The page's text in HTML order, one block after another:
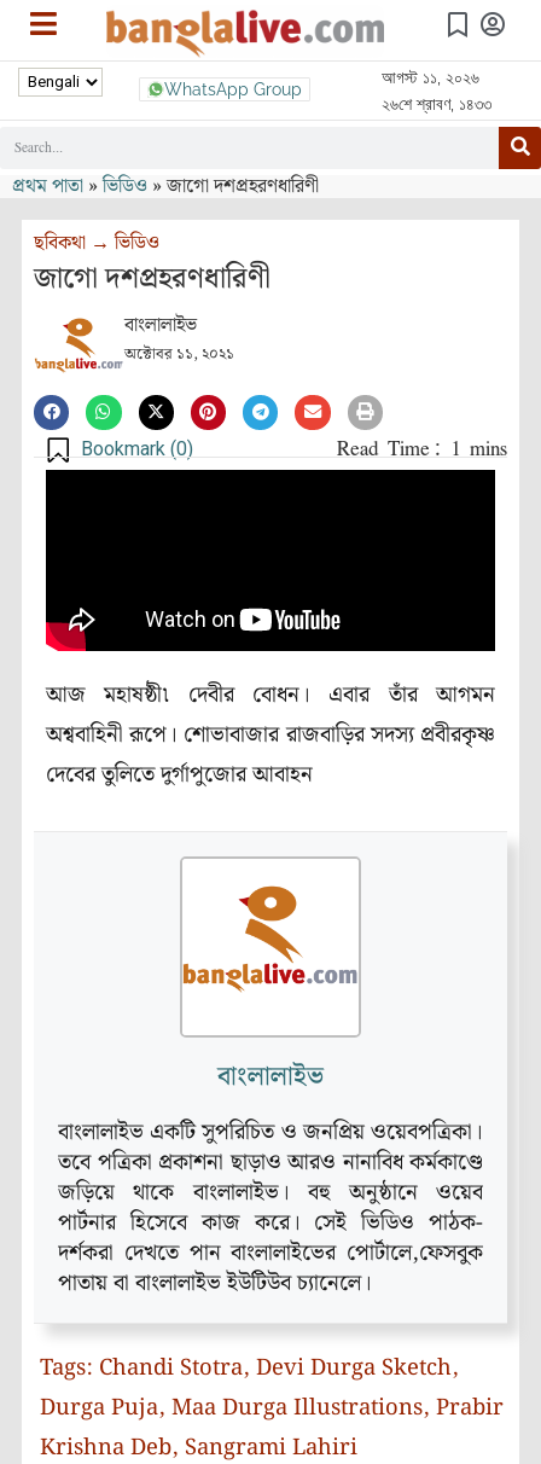
WhatsApp Group
আগস্ট ১১, ২০২৬
২৬শে শ্রাবণ, ১৪৩৩
প্রথম পাতা »ভিডিও »জাগো দশপ্রহরণধারিণী
ছবিকথা →ভিডিও
জাগো দশপ্রহরণধারিণী
বাংলালাইভ
অক্টোবর ১১, ২০২১
Bookmark (0)
আজ মহাষষ্ঠী৷ দেবীর বোধন। এবার তাঁর আগমন
অশ্ববাহিনী রূপে। শোভাবাজার রাজবাড়ির সদস্য প্রবীরকৃষ্ণ
দেবের তুলিতে দুর্গাপুজোর আবাহন
বাংলালাইভ
বাংলালাইভ একটি সুপরিচিত ও জনপ্রিয় ওয়েবপত্রিকা।
তবে পত্রিকা প্রকাশনা ছাড়াও আরও নানাবিধ কর্মকাণ্ডে
জড়িয়ে থাকে বাংলালাইভ। বহু অনুষ্ঠানে ওয়েব
পার্টনার হিসেবে কাজ করে। সেই ভিডিও পাঠক-
দর্শকরা দেখতে পান বাংলালাইভের পোর্টালে,ফেসবুক
পাতায় বা বাংলালাইভ ইউটিউব চ্যানেলে।
Tags: Chandi Stotra, Devi Durga Sketch,
Durga Puja, Maa Durga Illustrations, Prabir
Krishna Deb, Sangrami Lahiri